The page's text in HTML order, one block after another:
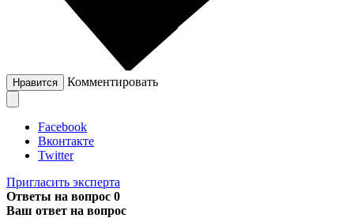
Нравится Комментировать
Facebook
Вконтакте
Twitter
Пригласить эксперта
Ответы на вопрос 0
Ваш ответ на вопрос